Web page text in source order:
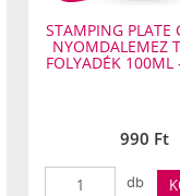
STAMPING PLATE
NYOMDALEMEZ
FOLYADÉK 100ML
990 Ft
db